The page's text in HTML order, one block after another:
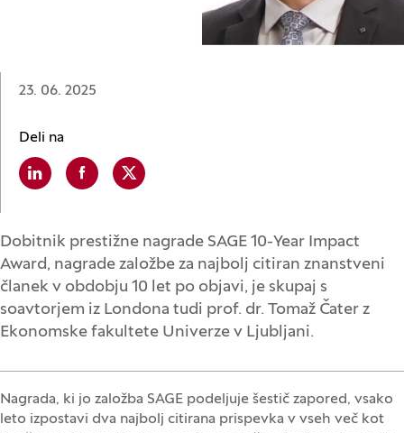
Datum:
23. 06. 2025
Deli na
Linkedin
(Odpre se v novem oknu)
Facebook
(Odpre se v novem oknu)
X
(Odpre se v novem oknu)
Dobitnik prestižne nagrade SAGE 10-Year Impact
Award, nagrade založbe za najbolj citiran znanstveni
članek v obdobju 10 let po objavi, je skupaj s
soavtorjem iz Londona tudi prof. dr. Tomaž Čater z
Ekonomske fakultete Univerze v Ljubljani.
Nagrada, ki jo založba SAGE podeljuje šestič zapored, vsako
leto izpostavi dva najbolj citirana prispevka v vseh več kot